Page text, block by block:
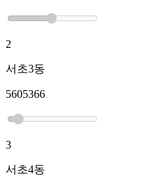
2
서초3동
5605366
3
서초4동